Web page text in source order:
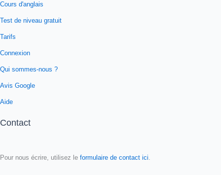
Cours d'anglais
Test de niveau gratuit
Tarifs
Connexion
Qui sommes-nous ?
Avis Google
Aide
Contact
Pour nous écrire, utilisez le formulaire de contact ici